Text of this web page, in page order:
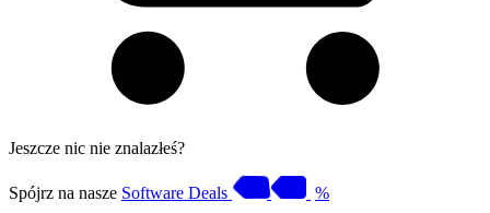
Jeszcze nic nie znalazłeś?
Spójrz na nasze Software Deals %